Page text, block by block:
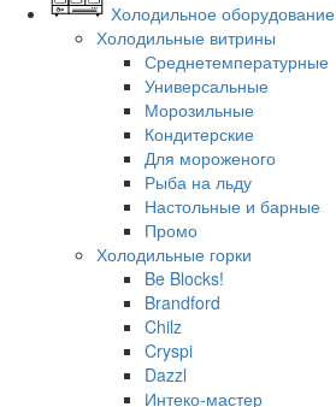
Холодильное оборудование
Холодильные витрины
Среднетемпературные
Универсальные
Морозильные
Кондитерские
Для мороженого
Рыба на льду
Настольные и барные
Промо
Холодильные горки
Be Blocks!
Brandford
Chilz
Cryspi
Dazzl
Интеко-мастер